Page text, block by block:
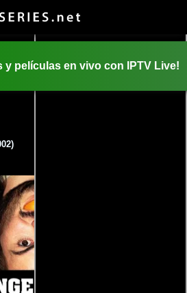
y películas en vivo con IPTV Live!